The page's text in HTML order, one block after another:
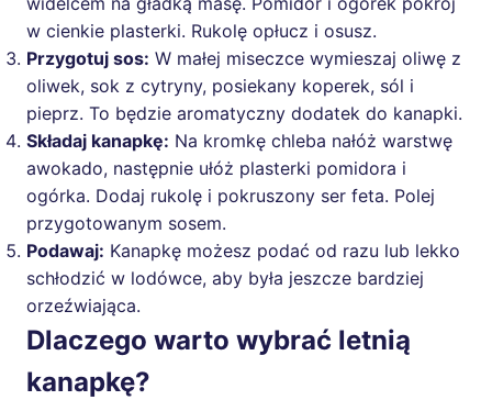
w cienkie plasterki. Rukolę opłucz i osusz.
Przygotuj sos: W małej miseczce wymieszaj oliwę z
oliwek, sok z cytryny, posiekany koperek, sól i
pieprz. To będzie aromatyczny dodatek do kanapki.
Składaj kanapkę: Na kromkę chleba nałóż warstwę
awokado, następnie ułóż plasterki pomidora i
ogórka. Dodaj rukolę i pokruszony ser feta. Polej
przygotowanym sosem.
Podawaj: Kanapkę możesz podać od razu lub lekko
schłodzić w lodówce, aby była jeszcze bardziej
orzeźwiająca.
Dlaczego warto wybrać letnią
kanapkę?